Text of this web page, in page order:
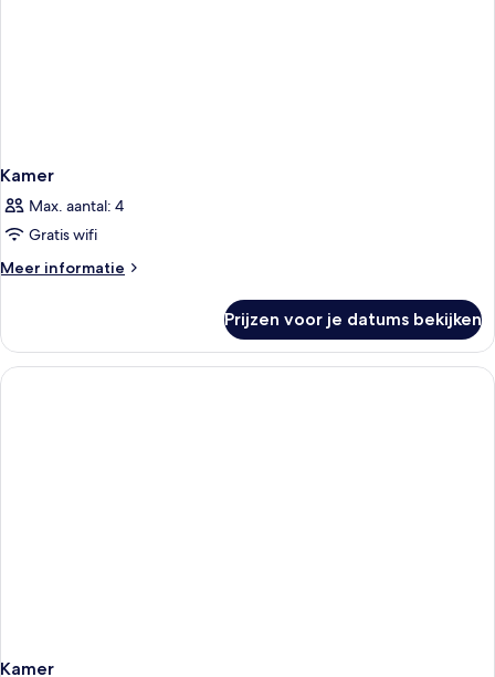
Kamer
Max. aantal: 4
Gratis wifi
Meer informatie
Meer
Prijzen voor je datums bekijken
Kamer